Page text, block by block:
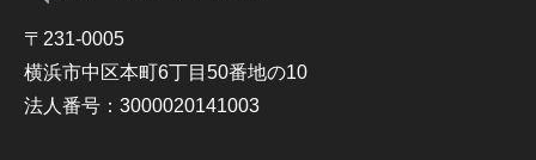
〒231-0005
横浜市中区本町6丁目50番地の10
法人番号：3000020141003